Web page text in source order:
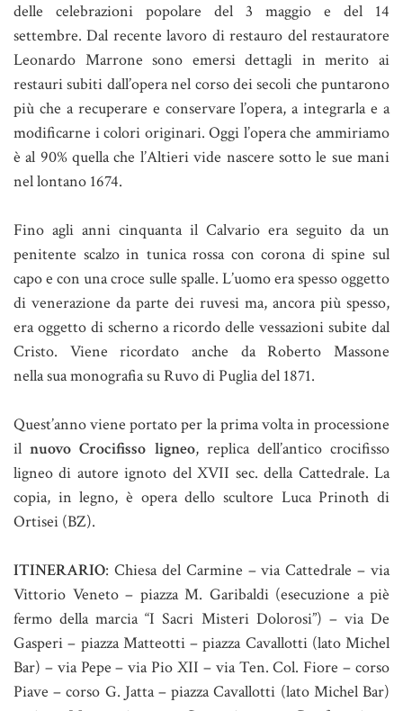
delle celebrazioni popolare del 3 maggio e del 14
settembre. Dal recente lavoro di restauro del restauratore
Leonardo Marrone sono emersi dettagli in merito ai
restauri subiti dall’opera nel corso dei secoli che puntarono
più che a recuperare e conservare l’opera, a integrarla e a
modificarne i colori originari. Oggi l’opera che ammiriamo
è al 90% quella che l’Altieri vide nascere sotto le sue mani
nel lontano 1674.
Fino agli anni cinquanta il Calvario era seguito da un
penitente scalzo in tunica rossa con corona di spine sul
capo e con una croce sulle spalle. L’uomo era spesso oggetto
di venerazione da parte dei ruvesi ma, ancora più spesso,
era oggetto di scherno a ricordo delle vessazioni subite dal
Cristo. Viene ricordato anche da Roberto Massone
nella sua monografia su Ruvo di Puglia del 1871.
Quest’anno viene portato per la prima volta in processione
ilnuovo Crocifisso ligneo, replica dell’antico crocifisso
ligneo di autore ignoto del XVII sec. della Cattedrale. La
copia, in legno, è opera dello scultore Luca Prinoth di
Ortisei (BZ).
ITINERARIO: Chiesa del Carmine – via Cattedrale – via
Vittorio Veneto – piazza M. Garibaldi (esecuzione a piè
fermo della marcia “I Sacri Misteri Dolorosi”) – via De
Gasperi – piazza Matteotti – piazza Cavallotti (lato Michel
Bar) – via Pepe – via Pio XII – via Ten. Col. Fiore – corso
Piave – corso G. Jatta – piazza Cavallotti (lato Michel Bar)